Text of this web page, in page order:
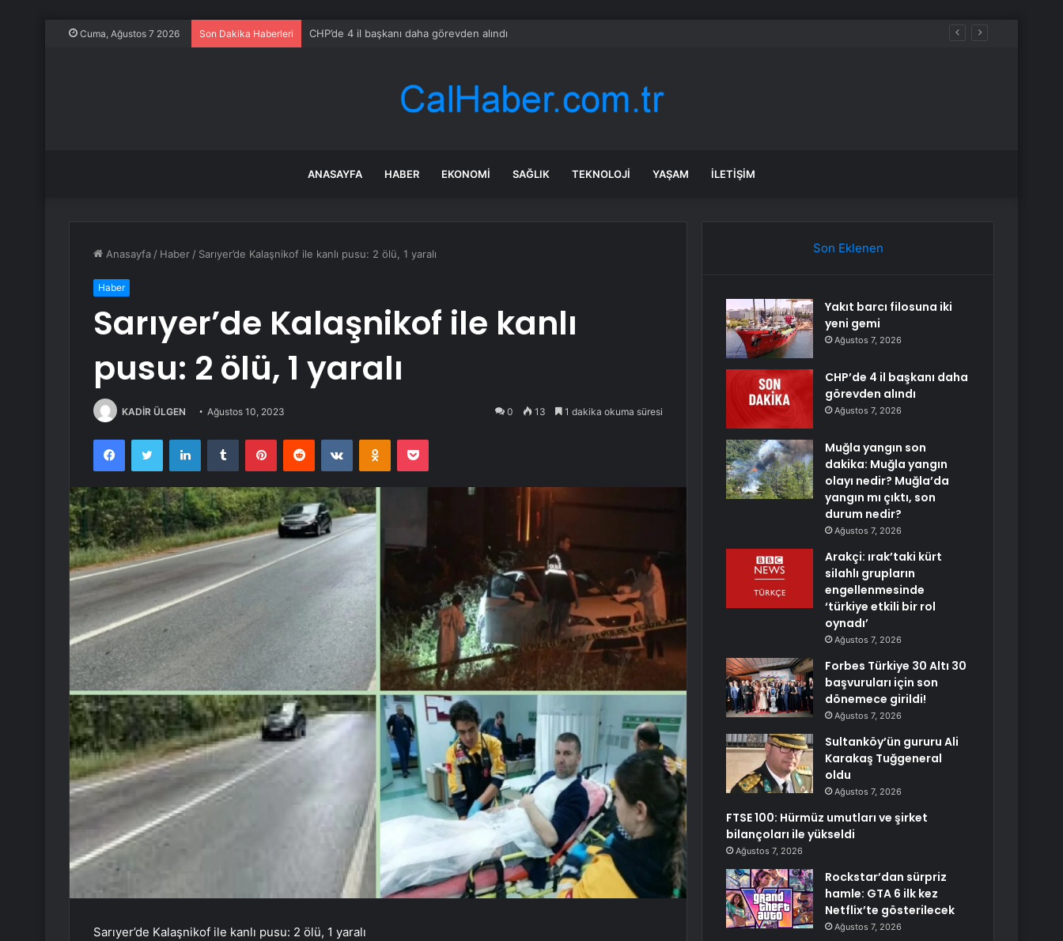
Cuma, Ağustos 7 2026 Son Dakika Haberleri CHP’de 4 il başkanı daha görevden alındı
ANASAYFA HABER EKONOMI SAĞLIK TEKNOLOJI YAŞAM İLETIŞIM
Anasayfa / Haber / Sarıyer’de Kalaşnikof ile kanlı pusu: 2 ölü, 1 yaralı
Haber
Sarıyer’de Kalaşnikof ile kanlı
pusu: 2 ölü, 1 yaralı
KADİR ÜLGEN Ağustos 10, 2023 0 13 1 dakika okuma süresi
FacebookTwitter LinkedInTumblr PinterestReddit VKontakteOdnoklassniki
Pocket
Sarıyer’de Kalaşnikof ile kanlı pusu: 2 ölü, 1 yaralı
Son Eklenen
Yakıt barcı filosuna iki
yeni gemi
Ağustos 7, 2026
CHP’de 4 il başkanı daha
görevden alındı
Ağustos 7, 2026
Muğla yangın son
dakika: Muğla yangın
olayı nedir? Muğla’da
yangın mı çıktı, son
durum nedir?
Ağustos 7, 2026
Arakçi: ırak’taki kürt
silahlı grupların
engellenmesinde
‘türkiye etkili bir rol
oynadı’
Ağustos 7, 2026
Forbes Türkiye 30 Altı 30
başvuruları için son
dönemece girildi!
Ağustos 7, 2026
Sultanköy’ün gururu Ali
Karakaş Tuğgeneral
oldu
Ağustos 7, 2026
FTSE 100: Hürmüz umutları ve şirket
bilançoları ile yükseldi
Ağustos 7, 2026
Rockstar’dan sürpriz
hamle: GTA 6 ilk kez
Netflix’te gösterilecek
Ağustos 7, 2026